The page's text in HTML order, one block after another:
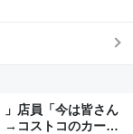
」店員「今は皆さん
→コストコのカード